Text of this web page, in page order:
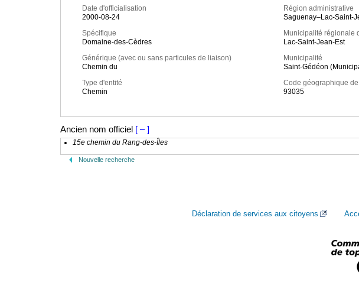
Date d'officialisation
2000-08-24
Spécifique
Domaine-des-Cèdres
Générique (avec ou sans particules de liaison)
Chemin du
Type d'entité
Chemin
Région administrative
Saguenay–Lac-Saint-
Municipalité régionale
Lac-Saint-Jean-Est
Municipalité
Saint-Gédéon
Code géographique
93035
Ancien nom officiel [ – ]
15e chemin du Rang-des-Îles
Nouvelle recherche
Déclaration de services aux citoyens